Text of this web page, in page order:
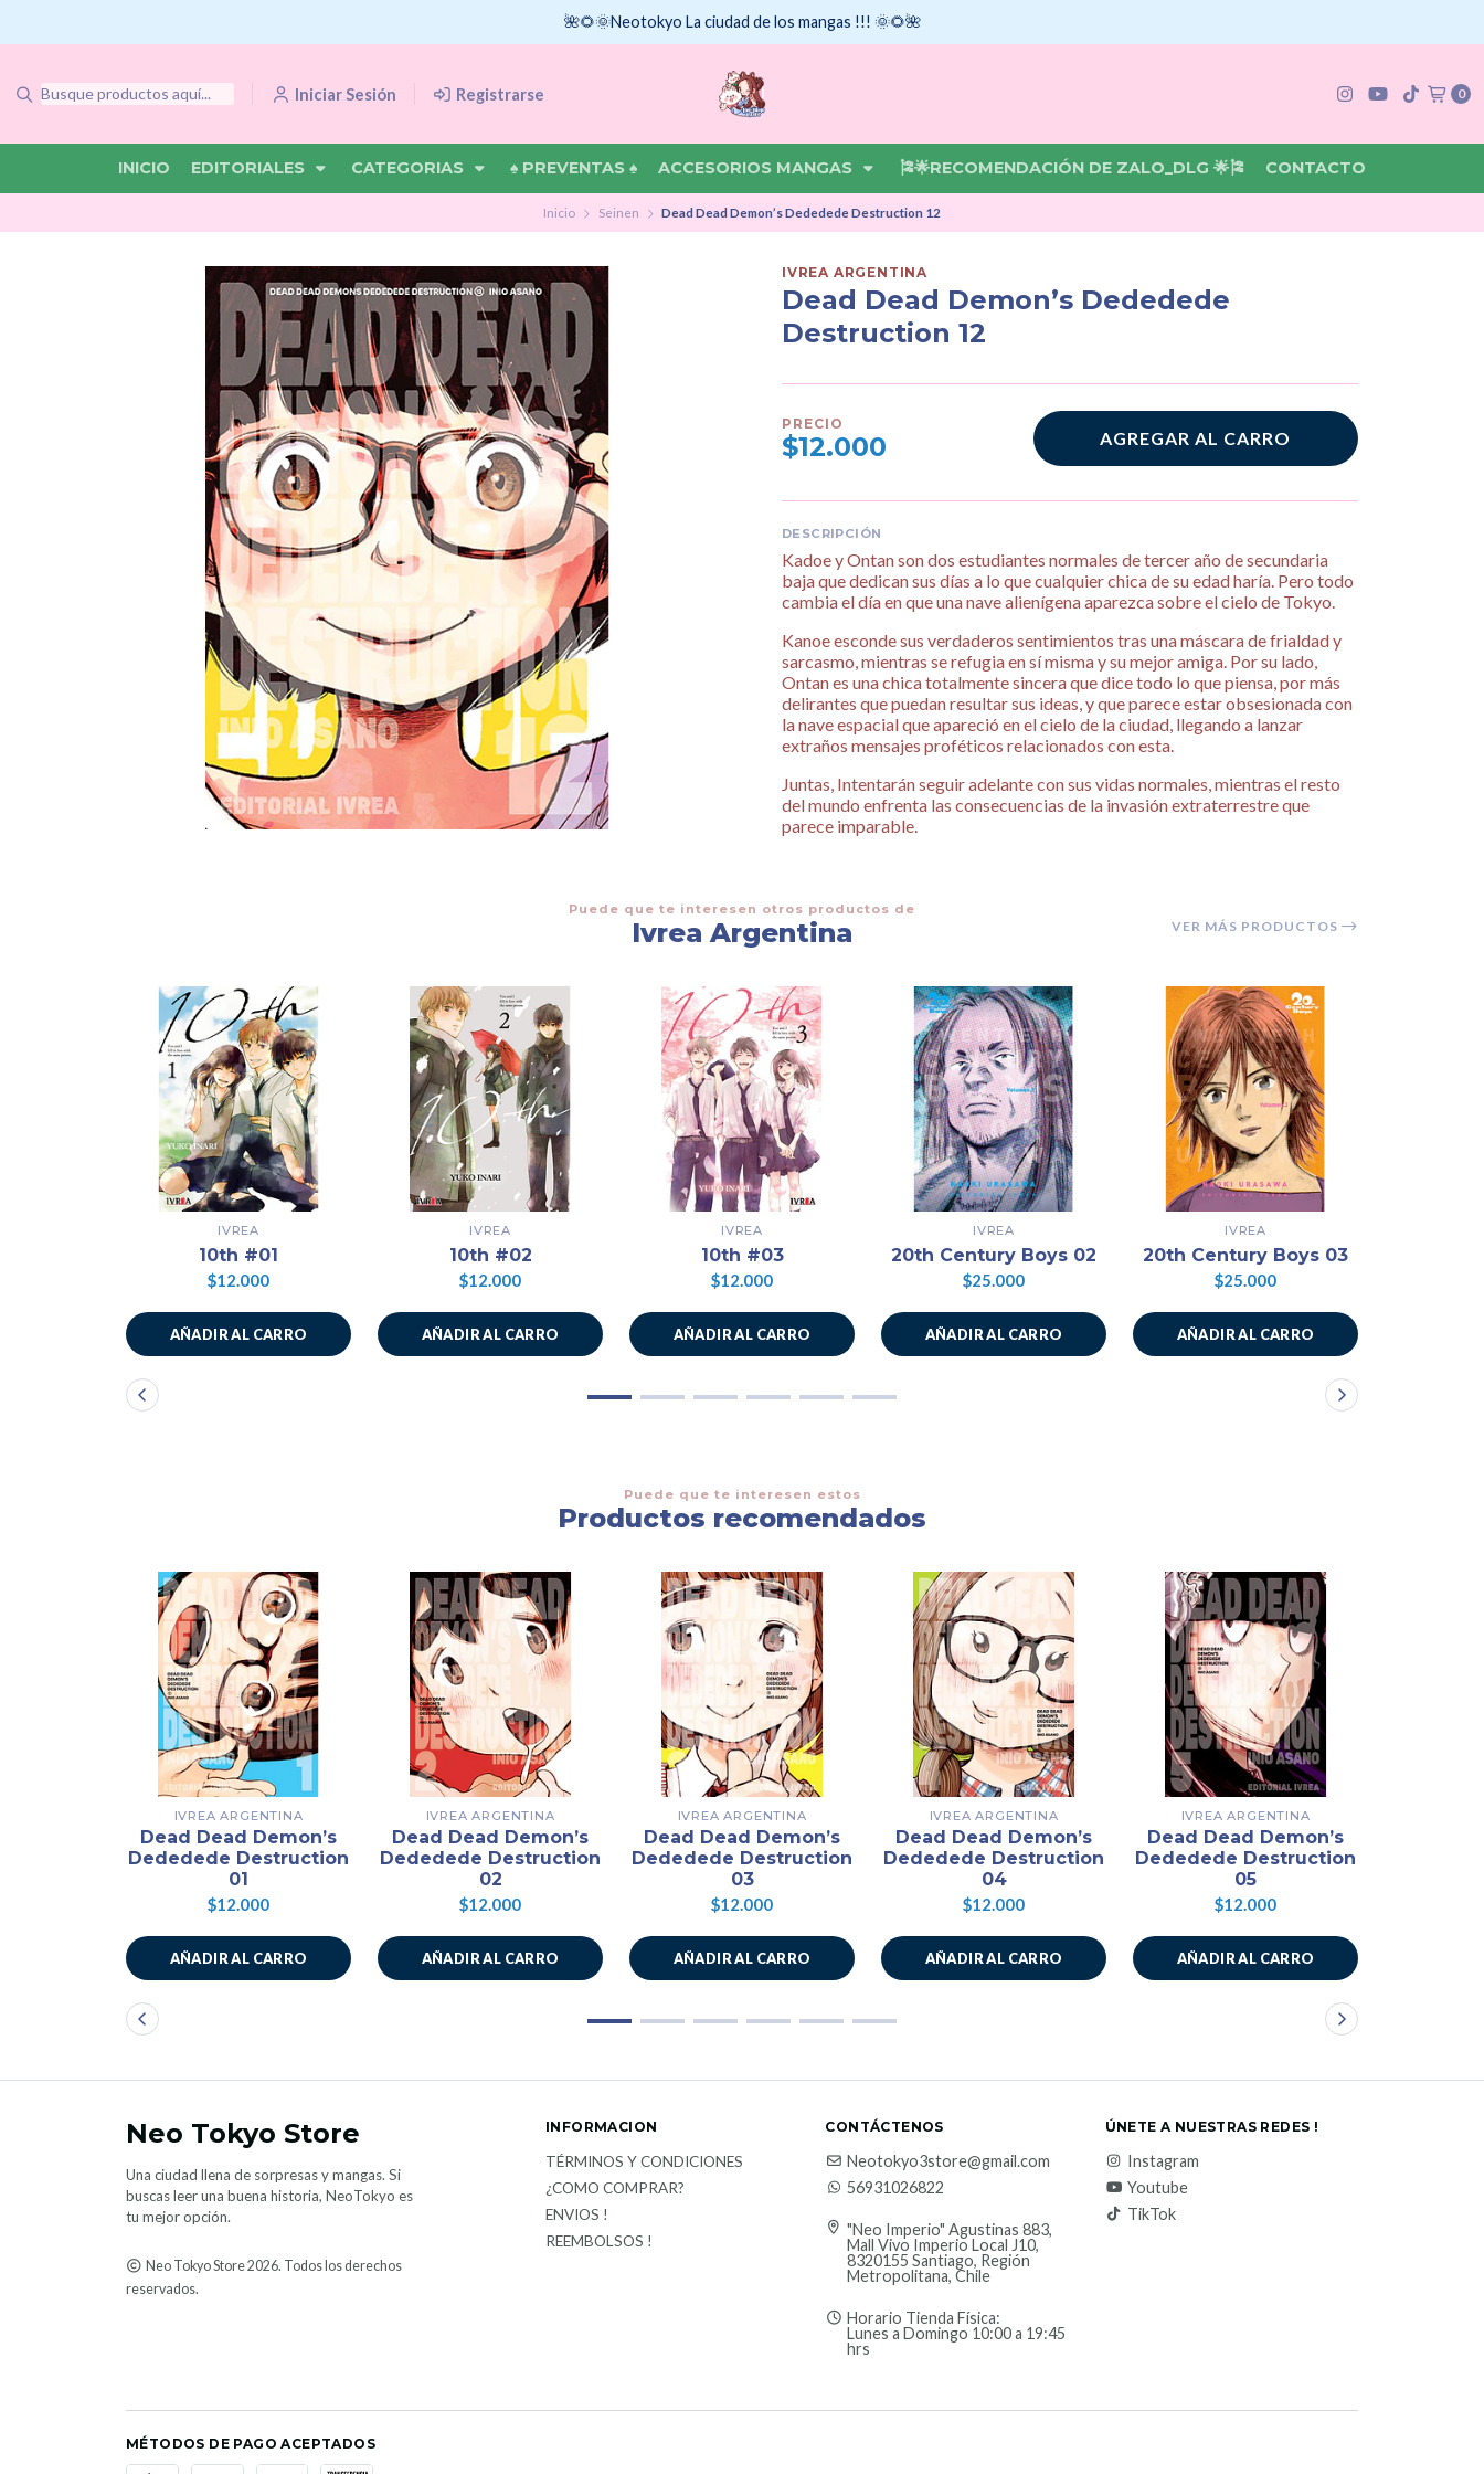
Iniciar Sesión Registrarse 0
INICIO EDITORIALES CATEGORIAS ♠ PREVENTAS ♠ ACCESORIOS MANGAS 🎏🌟RECOMENDACIÓN DE ZALO_DLG 🌟🎏 CONTACTO
🌺🌻🌞Neotokyo La ciudad de los mangas !!! 🌞🌻🌺
Inicio Seinen Dead Dead Demon’s Dededede Destruction 12
IVREA ARGENTINA
Dead Dead Demon’s Dededede
Destruction 12
PRECIO
$12.000 AGREGAR AL CARRO
DESCRIPCIÓN
Kadoe y Ontan son dos estudiantes normales de tercer año de secundaria
baja que dedican sus días a lo que cualquier chica de su edad haría. Pero todo
cambia el día en que una nave alienígena aparezca sobre el cielo de Tokyo.
Kanoe esconde sus verdaderos sentimientos tras una máscara de frialdad y
sarcasmo, mientras se refugia en sí misma y su mejor amiga. Por su lado,
Ontan es una chica totalmente sincera que dice todo lo que piensa, por más
delirantes que puedan resultar sus ideas, y que parece estar obsesionada con
la nave espacial que apareció en el cielo de la ciudad, llegando a lanzar
extraños mensajes proféticos relacionados con esta.
Juntas, Intentarán seguir adelante con sus vidas normales, mientras el resto
del mundo enfrenta las consecuencias de la invasión extraterrestre que
parece imparable.
Puede que te interesen otros productos de
Ivrea Argentina VER MÁS PRODUCTOS
IVREA
10th #01
$12.000
AÑADIR AL CARRO
IVREA
10th #02
$12.000
AÑADIR AL CARRO
IVREA
10th #03
$12.000
AÑADIR AL CARRO
IVREA
20th Century Boys 02
$25.000
AÑADIR AL CARRO
IVREA
20th Century Boys 03
$25.000
AÑADIR AL CARRO
Puede que te interesen estos
Productos recomendados
IVREA ARGENTINA
Dead Dead Demon’s
Dededede Destruction
01
$12.000
AÑADIR AL CARRO
IVREA ARGENTINA
Dead Dead Demon’s
Dededede Destruction
02
$12.000
AÑADIR AL CARRO
IVREA ARGENTINA
Dead Dead Demon’s
Dededede Destruction
03
$12.000
AÑADIR AL CARRO
IVREA ARGENTINA
Dead Dead Demon’s
Dededede Destruction
04
$12.000
AÑADIR AL CARRO
IVREA ARGENTINA
Dead Dead Demon’s
Dededede Destruction
05
$12.000
AÑADIR AL CARRO
Neo Tokyo Store
Una ciudad llena de sorpresas y mangas. Si
buscas leer una buena historia, NeoTokyo es
tu mejor opción.
Neo Tokyo Store 2026. Todos los derechos
reservados.
INFORMACION
TÉRMINOS Y CONDICIONES
¿COMO COMPRAR?
ENVIOS !
REEMBOLSOS !
CONTÁCTENOS
Neotokyo3store@gmail.com
56931026822
"Neo Imperio" Agustinas 883,
Mall Vivo Imperio Local J10,
8320155 Santiago, Región
Metropolitana, Chile
Horario Tienda Física:
Lunes a Domingo 10:00 a 19:45
hrs
ÚNETE A NUESTRAS REDES !
Instagram
Youtube
TikTok
MÉTODOS DE PAGO ACEPTADOS